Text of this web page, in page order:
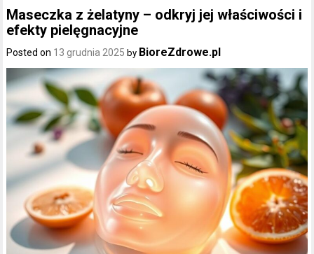
Maseczka z żelatyny – odkryj jej właściwości i
efekty pielęgnacyjne
Posted on 13 grudnia 2025 by BioreZdrowe.pl